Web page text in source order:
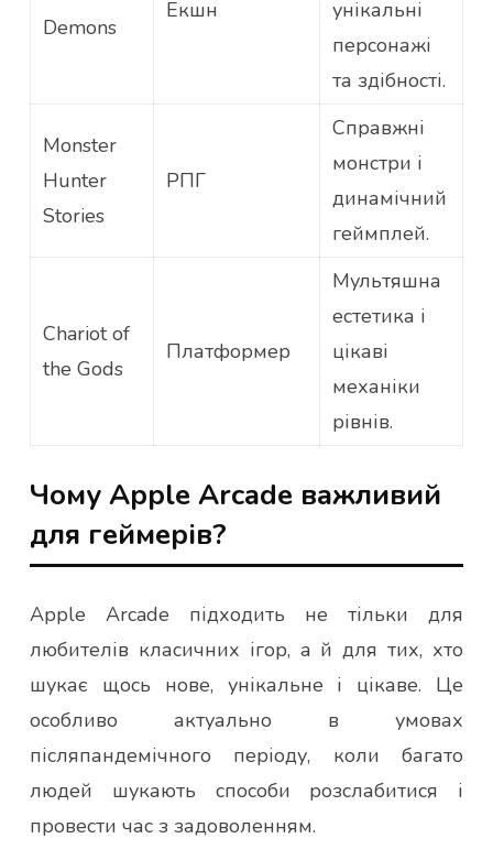
Demons
Екшн
унікальні
персонажі
та здібності.
Monster
Hunter
Stories
РПГ
Справжні
монстри і
динамічний
геймплей.
Chariot of
the Gods
Платформер
Мультяшна
естетика і
цікаві
механіки
рівнів.
Чому Apple Arcade важливий
для геймерів?
Apple Arcade підходить не тільки для
любителів класичних ігор, а й для тих, хто
шукає щось нове, унікальне і цікаве. Це
особливо актуально в умовах
післяпандемічного періоду, коли багато
людей шукають способи розслабитися і
провести час з задоволенням.